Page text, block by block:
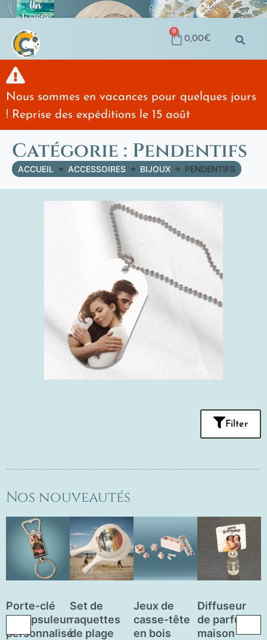
0,00€
0
Nous sommes en vacances pour quelques jours
! Reprise des expéditions le 15 août
Catégorie : Pendentifs
ACCUEIL ACCESSOIRES BIJOUX PENDENTIFS
Filter
Nos nouveautés
Porte-clé
décapsuleur
personnalisé
Set de
raquettes
de plage
Jeux de
casse-tête
en bois
Diffuseur
de parfum
maison